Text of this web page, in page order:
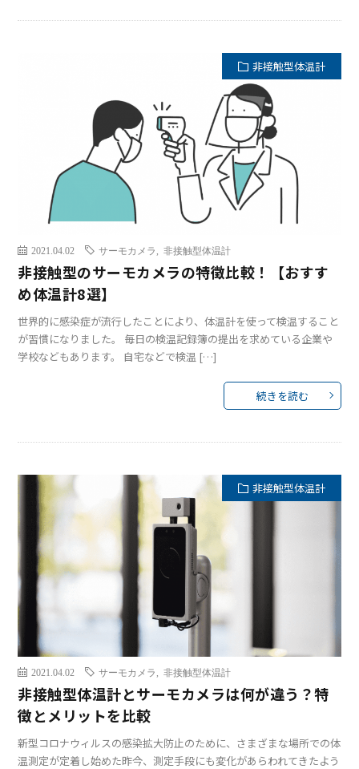
非接触型体温計
2021.04.02 サーモカメラ ,非接触型体温計
非接触型のサーモカメラの特徴比較！【おすす
め体温計8選】
世界的に感染症が流行したことにより、体温計を使って検温すること
が習慣になりました。 毎日の検温記録簿の提出を求めている企業や
学校などもあります。 自宅などで検温 […]
続きを読む
非接触型体温計
2021.04.02 サーモカメラ ,非接触型体温計
非接触型体温計とサーモカメラは何が違う？特
徴とメリットを比較
新型コロナウィルスの感染拡大防止のために、さまざまな場所での体
温測定が定着し始めた昨今、測定手段にも変化があらわれてきたよう